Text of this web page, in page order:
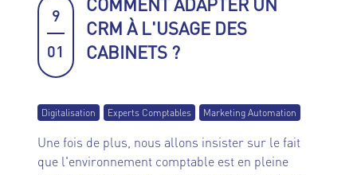
9
01
COMMENT ADAPTER UN
CRM À L'USAGE DES
CABINETS ?
Digitalisation Experts Comptables Marketing Automation
Une fois de plus, nous allons insister sur le fait
que l'environnement comptable est en pleine